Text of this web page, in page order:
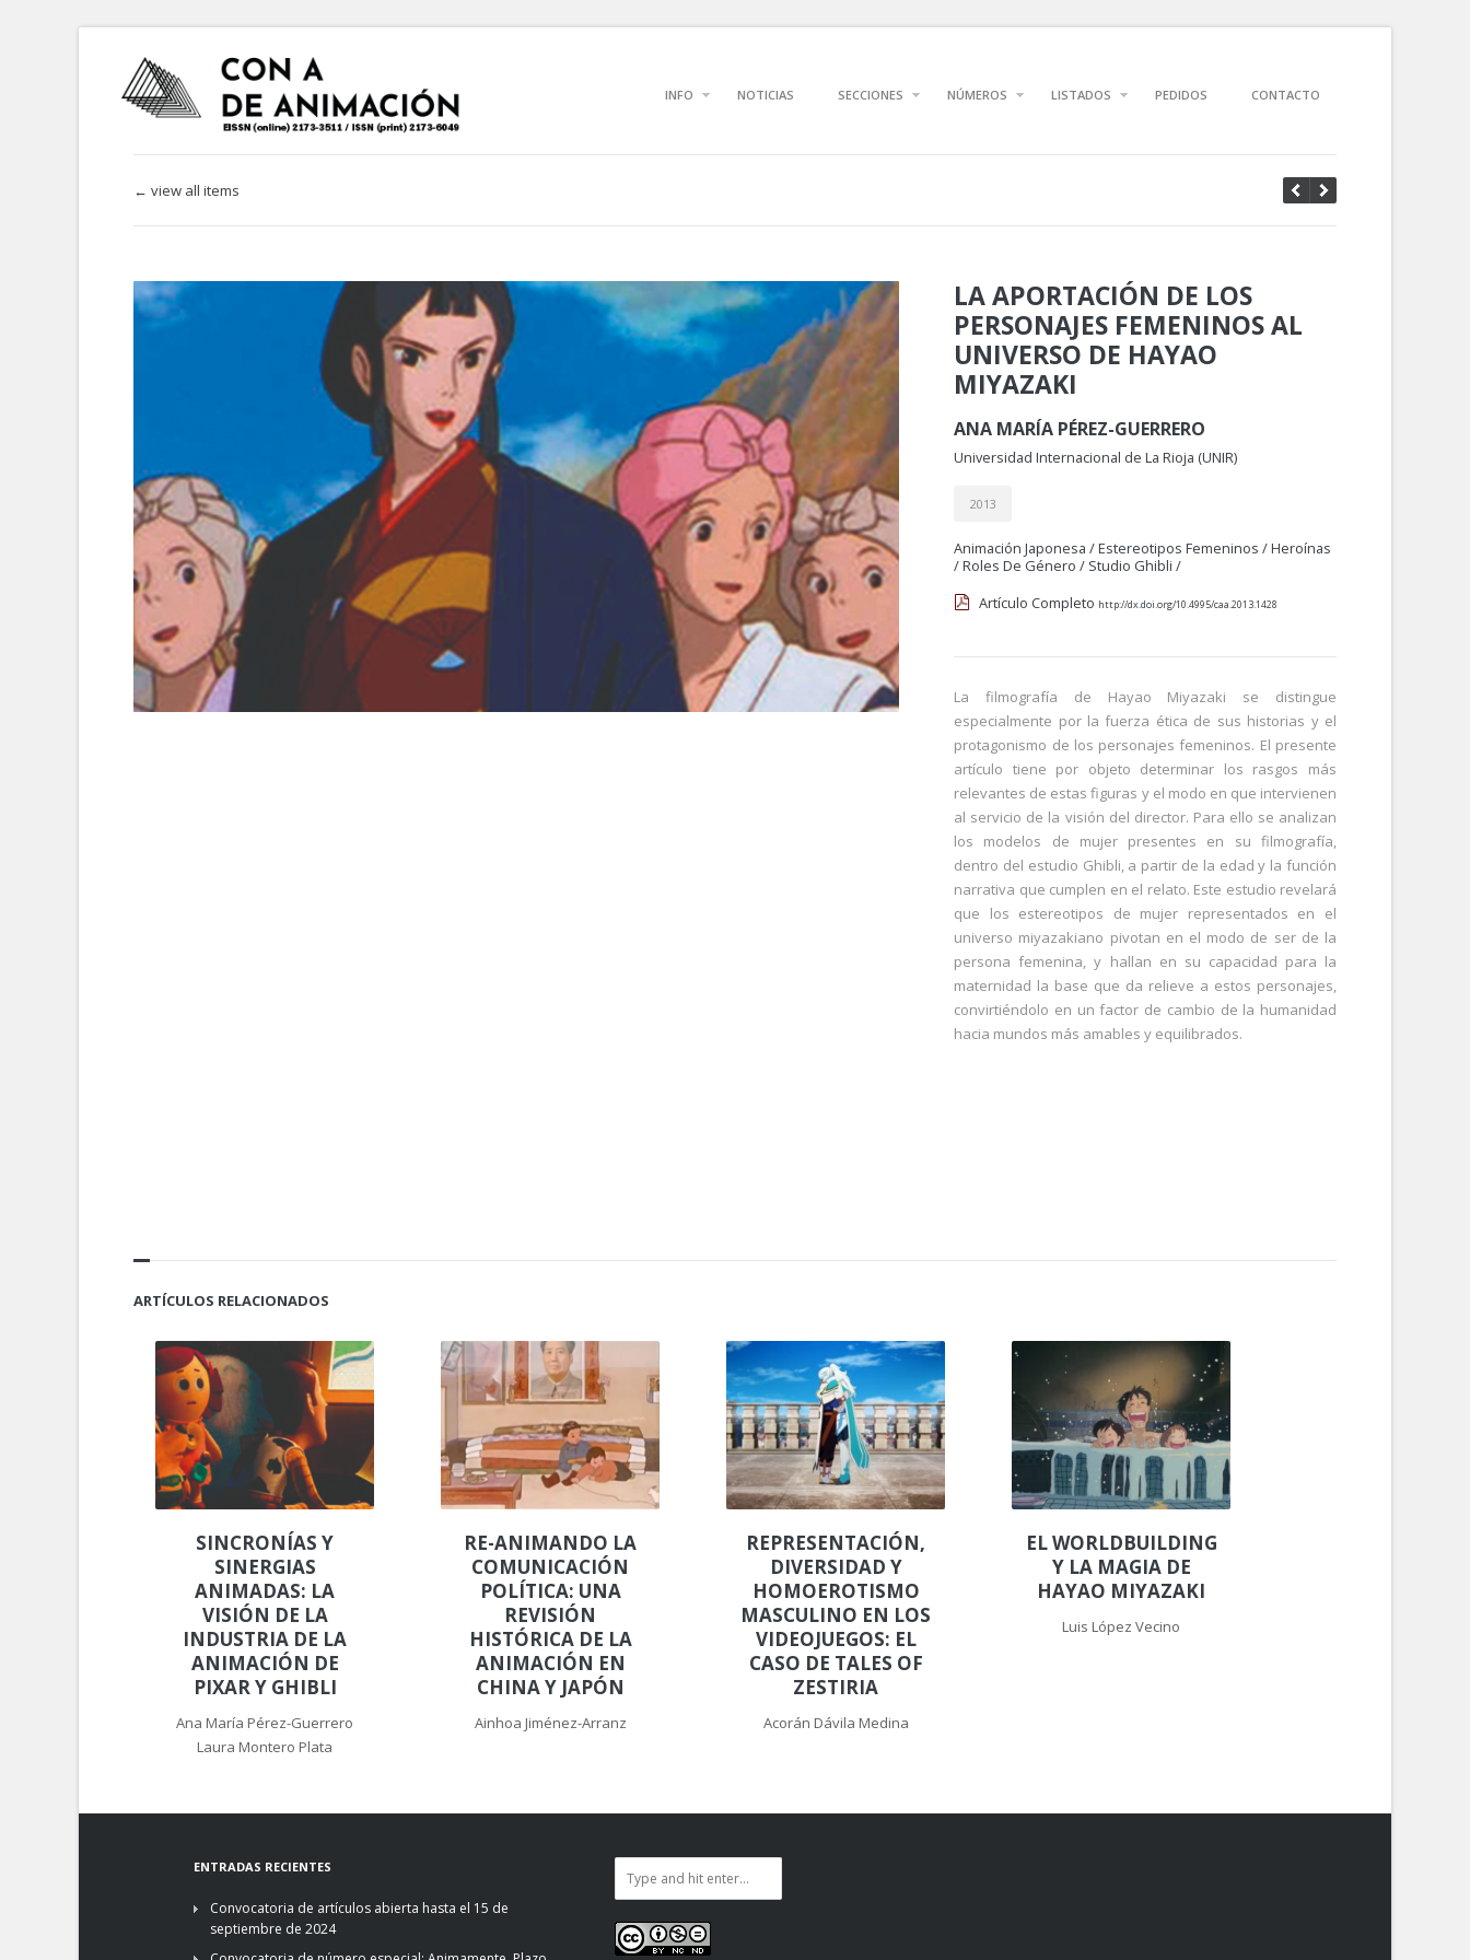
INFO NOTICIAS SECCIONES NÚMEROS LISTADOS PEDIDOS CONTACTO
← view all items
LA APORTACIÓN DE LOS
PERSONAJES FEMENINOS AL
UNIVERSO DE HAYAO
MIYAZAKI
ANA MARÍA PÉREZ-GUERRERO
Universidad Internacional de La Rioja (UNIR)
2013
Animación Japonesa /Estereotipos Femeninos /Heroínas
/Roles De Género / Studio Ghibli /
Artículo Completo http://dx.doi.org/10.4995/caa.2013.1428
La filmografía de Hayao Miyazaki se distingue
especialmente por la fuerza ética de sus historias y el
protagonismo de los personajes femeninos. El presente
artículo tiene por objeto determinar los rasgos más
relevantes de estas figuras y el modo en que intervienen
al servicio de la visión del director. Para ello se analizan
los modelos de mujer presentes en su filmografía,
dentro del estudio Ghibli, a partir de la edad y la función
narrativa que cumplen en el relato. Este estudio revelará
que los estereotipos de mujer representados en el
universo miyazakiano pivotan en el modo de ser de la
persona femenina, y hallan en su capacidad para la
maternidad la base que da relieve a estos personajes,
convirtiéndolo en un factor de cambio de la humanidad
hacia mundos más amables y equilibrados.
ARTÍCULOS RELACIONADOS
SINCRONÍAS Y
SINERGIAS
ANIMADAS: LA
VISIÓN DE LA
INDUSTRIA DE LA
ANIMACIÓN DE
PIXAR Y GHIBLI
Ana María Pérez-Guerrero
Laura Montero Plata
RE-ANIMANDO LA
COMUNICACIÓN
POLÍTICA: UNA
REVISIÓN
HISTÓRICA DE LA
ANIMACIÓN EN
CHINA Y JAPÓN
Ainhoa Jiménez-Arranz
REPRESENTACIÓN,
DIVERSIDAD Y
HOMOEROTISMO
MASCULINO EN LOS
VIDEOJUEGOS: EL
CASO DE TALES OF
ZESTIRIA
Acorán Dávila Medina
EL WORLDBUILDING
Y LA MAGIA DE
HAYAO MIYAZAKI
Luis López Vecino
ENTRADAS RECIENTES
Convocatoria de artículos abierta hasta el 15 de
septiembre de 2024